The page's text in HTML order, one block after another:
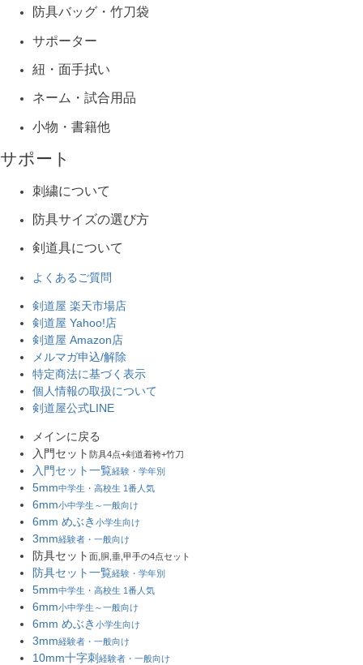
防具バッグ・竹刀袋
サポーター
紐・面手拭い
ネーム・試合用品
小物・書籍他
サポート
刺繍について
防具サイズの選び方
剣道具について
よくあるご質問
剣道屋 楽天市場店
剣道屋 Yahoo!店
剣道屋 Amazon店
メルマガ申込/解除
特定商法に基づく表示
個人情報の取扱について
剣道屋公式LINE
メインに戻る
入門セット 防具4点+剣道着袴+竹刀
入門セット一覧経験・学年別
5mm中学生・高校生 1番人気
6mm小中学生～一般向け
6mm めぶき 小学生向け
3mm経験者・一般向け
防具セット 面,胴,垂,甲手の4点セット
防具セット一覧経験・学年別
5mm中学生・高校生 1番人気
6mm小中学生～一般向け
6mm めぶき 小学生向け
3mm経験者・一般向け
10mm十字刺 経験者・一般向け